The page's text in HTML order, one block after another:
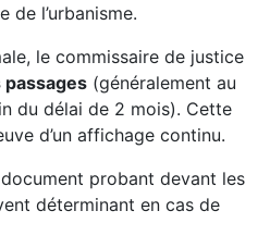
de l’urbanisme.
le commissaire de justice
(généralement au
du délai de 2 mois). Cette
d’un affichage continu.
probant devant les
déterminant en cas de